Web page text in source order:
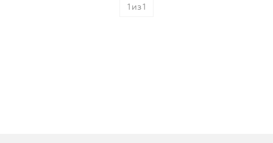
1 из1